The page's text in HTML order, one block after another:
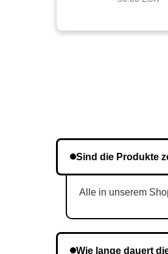
Sind die Produkte
Alle in unserem
Wie lange dauert